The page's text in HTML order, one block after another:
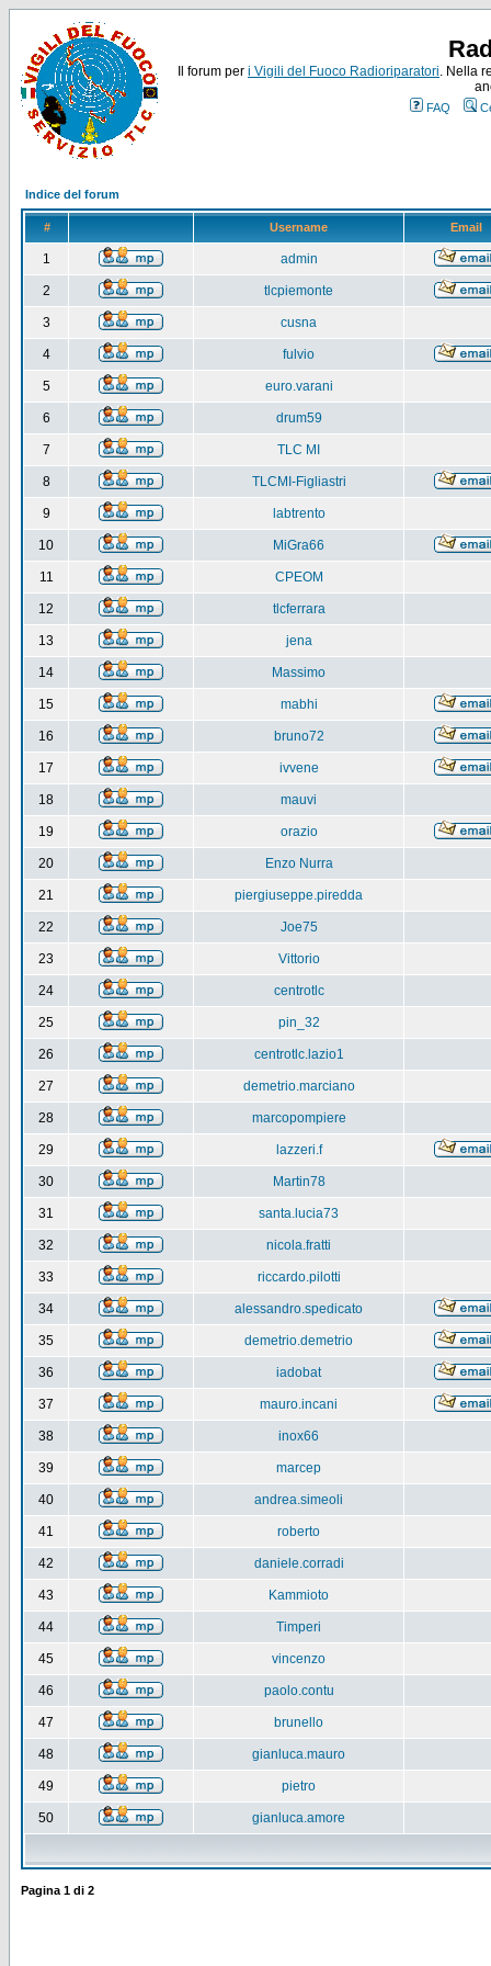
Il forum per i Vigili del Fuoco Radioriparatori. Nella
FAQ
Indice del forum
# Username Email
1 admin
2 tlcpiemonte
3 cusna
4 fulvio
5 euro.varani
6 drum59
7 TLC MI
8 TLCMI-Figliastri
9 labtrento
10 MiGra66
11 CPEOM
12 tlcferrara
13 jena
14 Massimo
15 mabhi
16 bruno72
17 ivvene
18 mauvi
19 orazio
20 Enzo Nurra
21 piergiuseppe.piredda
22 Joe75
23 Vittorio
24 centrotlc
25 pin_32
26 centrotlc.lazio1
27 demetrio.marciano
28 marcopompiere
29 lazzeri.f
30 Martin78
31 santa.lucia73
32 nicola.fratti
33 riccardo.pilotti
34 alessandro.spedicato
35 demetrio.demetrio
36 iadobat
37 mauro.incani
38 inox66
39 marcep
40 andrea.simeoli
41 roberto
42 daniele.corradi
43 Kammioto
44 Timperi
45 vincenzo
46 paolo.contu
47 brunello
48 gianluca.mauro
49 pietro
50 gianluca.amore
Pagina 1 di 2